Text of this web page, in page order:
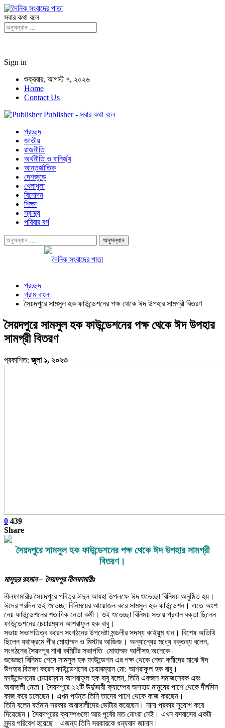
সবার কথা বলে
Sign in
শুক্রবার, আগস্ট ৭, ২০২৬
Home
Contact Us
Publisher - সবার কথা বলে
প্রচ্ছদ
জাতীয়
রাজনীতি
অর্থনীতি ও বানির্জ্য
আন্তর্জাতিক
দেশজুড়ে
খেলাধুলা
বিনোদন
শিক্ষা
স্বাস্থ্য
পরিবার বর্গ
প্রচ্ছদ
গ্রাম বাংলা
সৈয়দপুরে সামসুল হক ফাউন্ডেশনের পক্ষ থেকে ঈদ উপহার সামগ্রী বিতরণ
সৈয়দপুরে সামসুল হক ফাউন্ডেশনের পক্ষ থেকে ঈদ উপহার
সামগ্রী বিতরণ
প্রকাশিত: জুলা ১, ২০২৩
0 439
Share
সৈয়দপুরে সামসুল হক ফাউন্ডেশনের পক্ষ থেকে ঈদ উপহার সামগ্রী
বিতরণ।
মাসুদুর রহমান – সৈয়দপুর নীলফামারীঃ
নীলফামারীর সৈয়দপুরে পবিত্র ঈদুল আযহা উপলক্ষে ঈদ শুভেচ্ছা বিনিময় অনুষ্ঠিত হয়।
ঈদের পরদিন ওই শুভেচ্ছা বিনিময়ের আয়োজন করে সামসুল হক ফাউন্ডেশন। এতে অংশ
নেয় ফাউন্ডেশনের শতাধিক নেতা কর্মী। ওই শুভেচ্ছা বিনিময় সভায় প্রধান বক্তা ছিলেন
ফাউন্ডেশনের চেয়ারম্যান আশরাফুল হক বাবু।
সভায় সভাপতিত্ব করেন সংগঠনের উপদেষ্টা মন্ডলীর সদস্য কাইয়ুম খান। বিশেষ অতিথি
ছিলেন যথাক্রমে পীর মোহাম্মদ ও মিস্টার আজিজ। অন্যান্যের মধ্যে বক্তব্য বলেন,
সংগঠনের সৈয়দপুর শাখা কমিটির সভাপতি মোহাম্মদ আলীসহ অনেকে।
শুভেচ্ছা বিনিময় শেষে সামসুল হক ফাউন্ডেশন এর পক্ষ থেকে নেতা কর্মীদের মাঝে ঈদ
উপহার বিতরণ করেন ফাউন্ডেশনের চেয়ারম্যান মো: আশরাফুল হক বাবু।
ফাউন্ডেশনের চেয়ারম্যান আশরাফুল হক বাবু বলেন, তিনি একজন সমাজসেবক এবং
অবাঙ্গালী নেতা। সৈয়দপুরে ২২টি উর্দুভাষী ক্যাম্পের অসহায় মানুষের পাশে থেকে দীর্ঘদিন
কাজ করে চলেছেন। এখন পর্যন্ত তিনি তাদের পাশে থেকে কাজ করছেন।
তিনি বলেন বর্তমান সরকার অবাঙ্গালীদের ভোটার করেছেন। নানা প্রকার সুযোগ করে
দিয়েছেন। সৈয়দপুরের ক্যাম্পগুলো আর পুর্বের মত নোংরা নেই। এখন বসবাসের একটা
সুন্দর পরিবেশ হয়েছে। এজন্য তিনি সরকারকে ধন্যবাদ জানান।